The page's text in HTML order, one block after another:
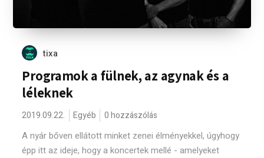
tixa
Programok a fülnek, az agynak és a
léleknek
2019.09.22. Egyéb 0 hozzászólás
A nyár bőven ellátott minket zenei élményekkel, úgyhogy
épp itt az ideje, hogy a koncertek mellé - amelyeket